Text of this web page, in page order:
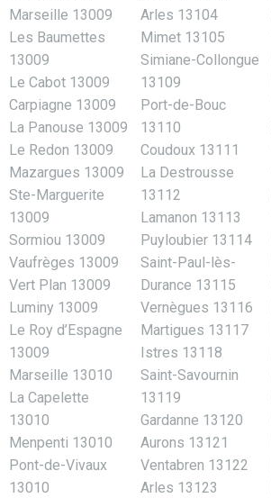
Marseille 13009
Les Baumettes
13009
Le Cabot 13009
Carpiagne 13009
La Panouse 13009
Le Redon 13009
Mazargues 13009
Ste-Marguerite
13009
Sormiou 13009
Vaufrèges 13009
Vert Plan 13009
Luminy 13009
Le Roy d’Espagne
13009
Marseille 13010
La Capelette
13010
Menpenti 13010
Pont-de-Vivaux
13010
Arles 13104
Mimet 13105
Simiane-Collongue
13109
Port-de-Bouc
13110
Coudoux 13111
La Destrousse
13112
Lamanon 13113
Puyloubier 13114
Saint-Paul-lès-
Durance 13115
Vernègues 13116
Martigues 13117
Istres 13118
Saint-Savournin
13119
Gardanne 13120
Aurons 13121
Ventabren 13122
Arles 13123